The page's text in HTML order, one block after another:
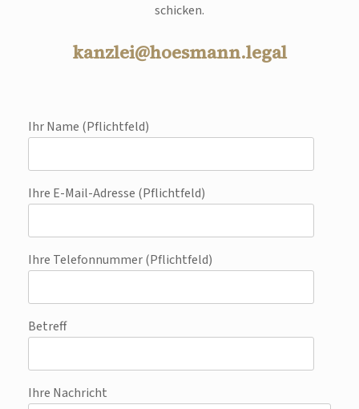
schicken.
kanzlei@hoesmann.legal
Ihr Name (Pflichtfeld)
Ihre E-Mail-Adresse (Pflichtfeld)
Ihre Telefonnummer (Pflichtfeld)
Betreff
Ihre Nachricht